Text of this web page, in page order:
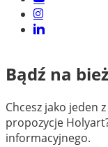
Bądź na
Chcesz jako jeden
propozycje
informacyjnego.